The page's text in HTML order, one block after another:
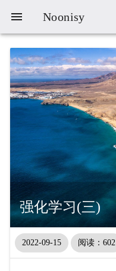
 Noonisy
强化学习(三)
2022-09-15 阅读：602